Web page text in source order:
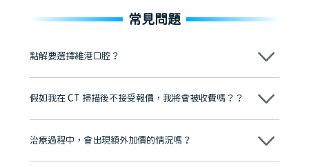
常見問題
點解要選擇維港口腔？
維港口腔踐行「醫道濟世」的大學校訓，各分院匯聚來自香港、內地的
牌」、「2025香港企業領袖品牌」，是諾貝爾種植系統全球放心植牙中
至今已服務超過三十個國家和地區的顧客，受到粵港澳大灣區及周邊城
市市民極高的口碑評價及信任推薦 珠海、深圳設有八大分院，香港亦設
有咨詢及服務保障中心，有任何問題都可以隨時預約免費咨詢，讓人十
假如我在 CT 掃描後不接受報價，我將會被收費嗎？？
不會！只要未開始實際服務之前，你不會被收取任何費用。
治療過程中，會出現額外加價的情況嗎？
不會，治療前我們會詳細說明治療方案及對應的價錢，顧客同意並簽字